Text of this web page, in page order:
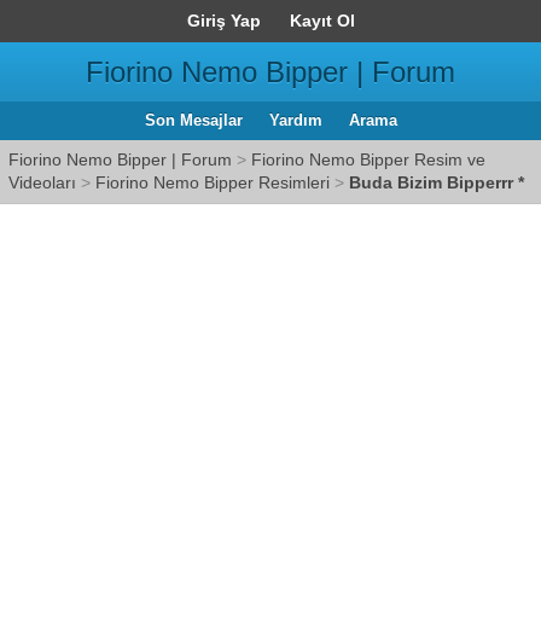
Giriş Yap Kayıt Ol
Fiorino Nemo Bipper | Forum
Son Mesajlar Yardım Arama
Fiorino Nemo Bipper | Forum > Fiorino Nemo Bipper Resim ve
Videoları > Fiorino Nemo Bipper Resimleri > Buda Bizim Bipperrr *